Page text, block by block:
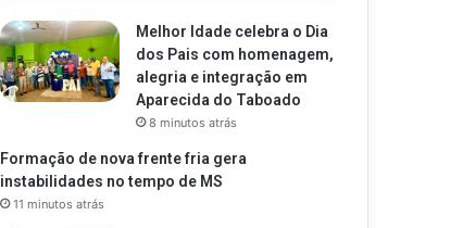
Melhor Idade celebra o Dia
dos Pais com homenagem,
alegria e integração em
Aparecida do Taboado
8 minutos atrás
Formação de nova frente fria gera
instabilidades no tempo de MS
11 minutos atrás